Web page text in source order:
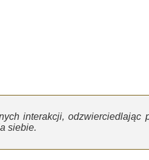
interakcji, odzwierciedlając
siebie.